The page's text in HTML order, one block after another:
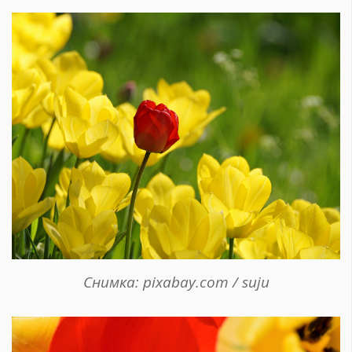
Снимка: pixabay.com / suju